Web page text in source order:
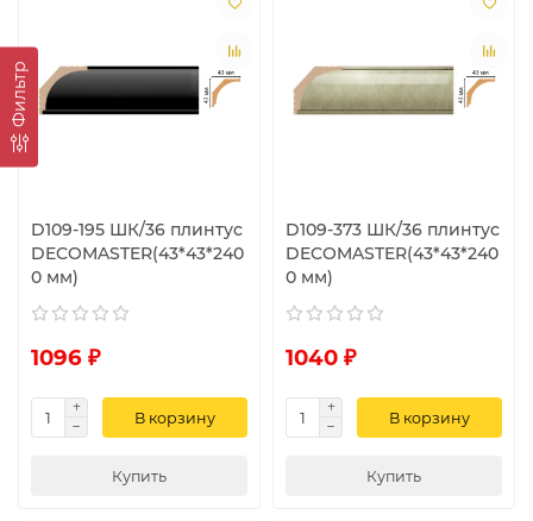
Фильтр
D109-195 ШК/36 плинтус
DECOMASTER(43*43*240
0 мм)
1096 ₽
В корзину
Купить
D109-373 ШК/36 плинтус
DECOMASTER(43*43*240
0 мм)
1040 ₽
В корзину
Купить